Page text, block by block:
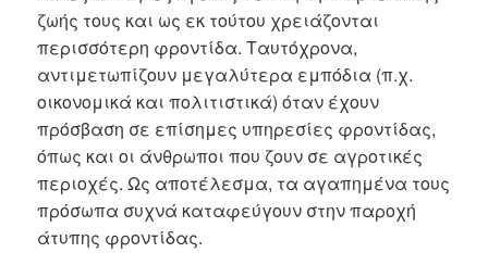
ζωής τους και ως εκ τούτου χρειάζονται
περισσότερη φροντίδα. Ταυτόχρονα,
αντιμετωπίζουν μεγαλύτερα εμπόδια (π.χ.
οικονομικά και πολιτιστικά) όταν έχουν
πρόσβαση σε επίσημες υπηρεσίες φροντίδας,
όπως και οι άνθρωποι που ζουν σε αγροτικές
περιοχές. Ως αποτέλεσμα, τα αγαπημένα τους
πρόσωπα συχνά καταφεύγουν στην παροχή
άτυπης φροντίδας.